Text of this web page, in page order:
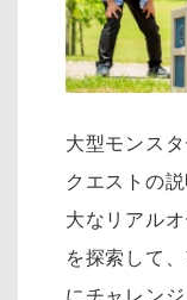
大型モンス
クエストの
大なリアル
を探索して